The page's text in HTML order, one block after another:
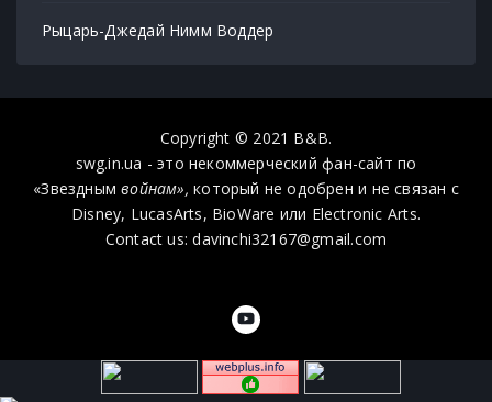
Рыцарь-Джедай Нимм Воддер
Copyright © 2021 B&B.
swg.in.ua - это некоммерческий фан-сайт по
«Звезднымвойнам», который не одобрен и не связан с
Disney, LucasArts, BioWare или Electronic Arts.
Contact us: davinchi32167@gmail.com